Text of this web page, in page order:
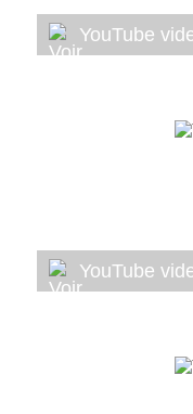
YouTube
YouTube